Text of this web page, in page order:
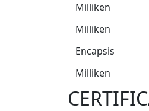
Milliken
Milliken
Encapsis
Milliken